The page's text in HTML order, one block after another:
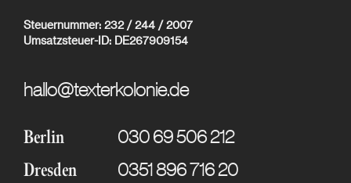
Steuernummer: 232 / 244 / 2007
Umsatzsteuer-ID: DE267909154
hallo@texterkolonie.de
Berlin 030 69 506 212
Dresden 0351 896 716 20